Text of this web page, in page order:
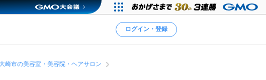
ログイン・登録
崎市の美容室・美容院・ヘアサロン